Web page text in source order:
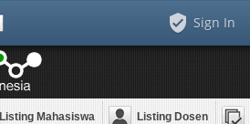
Sign In
Listing Mahasiswa Listing Dosen